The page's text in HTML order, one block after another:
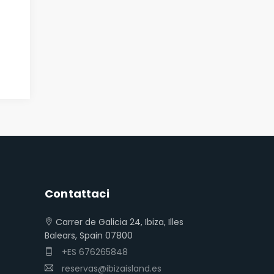
Contattaci
Carrer de Galicia 24, Ibiza, Illes
Balears, Spain 07800
+ES 676265848
reservas@ibizaisland.es